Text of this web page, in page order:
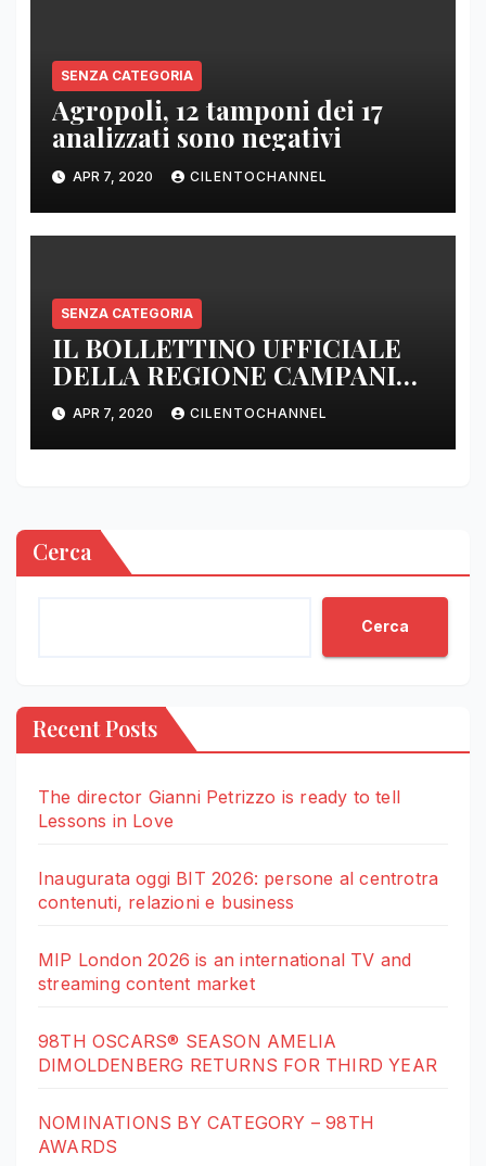
SENZA CATEGORIA
Agropoli, 12 tamponi dei 17
analizzati sono negativi
APR 7, 2020 CILENTOCHANNEL
SENZA CATEGORIA
IL BOLLETTINO UFFICIALE
DELLA REGIONE CAMPANIA
DELLE ORE 22.00
APR 7, 2020 CILENTOCHANNEL
Cerca
Cerca
Recent Posts
The director Gianni Petrizzo is ready to tell
Lessons in Love
Inaugurata oggi BIT 2026: persone al centrotra
contenuti, relazioni e business
MIP London 2026 is an international TV and
streaming content market
98TH OSCARS® SEASON AMELIA
DIMOLDENBERG RETURNS FOR THIRD YEAR
NOMINATIONS BY CATEGORY – 98TH
AWARDS